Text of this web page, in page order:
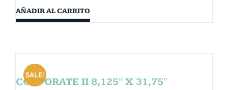
AÑADIR AL CARRITO
SALE!
CORPORATE II 8,125″ X 31,75″